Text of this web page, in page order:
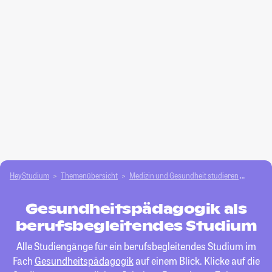
HeyStudium Themenübersicht Medizin und Gesundheit studieren
Gesundheitspädagogik als
berufsbegleitendes Studium
Alle Studiengänge für ein berufsbegleitendes Studium im
Fach Gesundheitspädagogikauf einem Blick. Klicke auf die